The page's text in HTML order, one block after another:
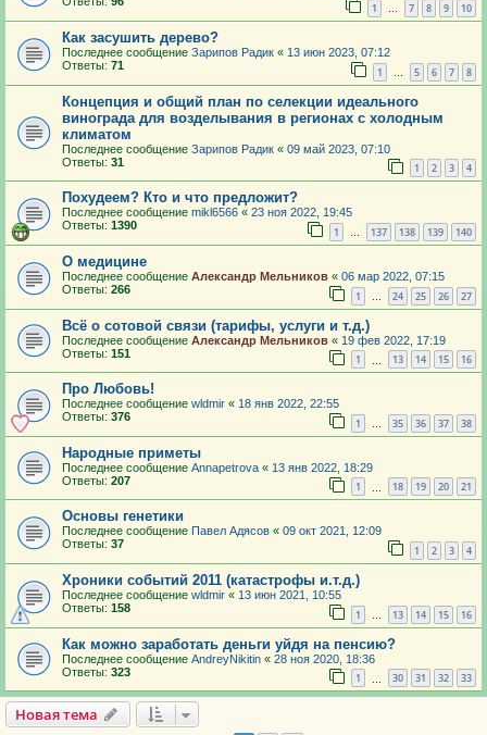
1 … 7 8 9 10
Как засушить дерево?
Последнее сообщение Зарипов Радик « 13 июн 2023, 07:12
Ответы: 71 1 … 5 6 7 8
Концепция и общий план по селекции идеального
винограда для возделывания в регионах с холодным
климатом
Последнее сообщение Зарипов Радик « 09 май 2023, 07:10
Ответы: 31 1 2 3 4
Похудеем? Кто и что предложит?
Последнее сообщение mikl6566 « 23 ноя 2022, 19:45
Ответы: 1390 1 … 137 138 139 140
О медицине
Последнее сообщение Александр Мельников « 06 мар 2022, 07:15
Ответы: 266 1 … 24 25 26 27
Всё о сотовой связи (тарифы, услуги и т.д.)
Последнее сообщение Александр Мельников « 19 фев 2022, 17:19
Ответы: 151 1 13 14 15 16
Про Любовь!
Последнее сообщение wldmir « 18 янв 2022, 22:55
Ответы: 376 1 … 35 36 37 38
Народные приметы
Последнее сообщение Annapetrova « 13 янв 2022, 18:29
Ответы: 207 1 18 19 20 21
Основы генетики
Последнее сообщение Павел Адясов « 09 окт 2021, 12:09
Ответы: 37 1 2 3 4
Хроники событий 2011 (катастрофы и.т.д.)
Последнее сообщение wldmir « 13 июн 2021, 10:55
Ответы: 158 1 … 13 14 15 16
Как можно заработать деньги уйдя на пенсию?
Последнее сообщение AndreyNikitin « 28 ноя 2020, 18:36
Ответы: 323 1 30 31 32 33
Новая тема